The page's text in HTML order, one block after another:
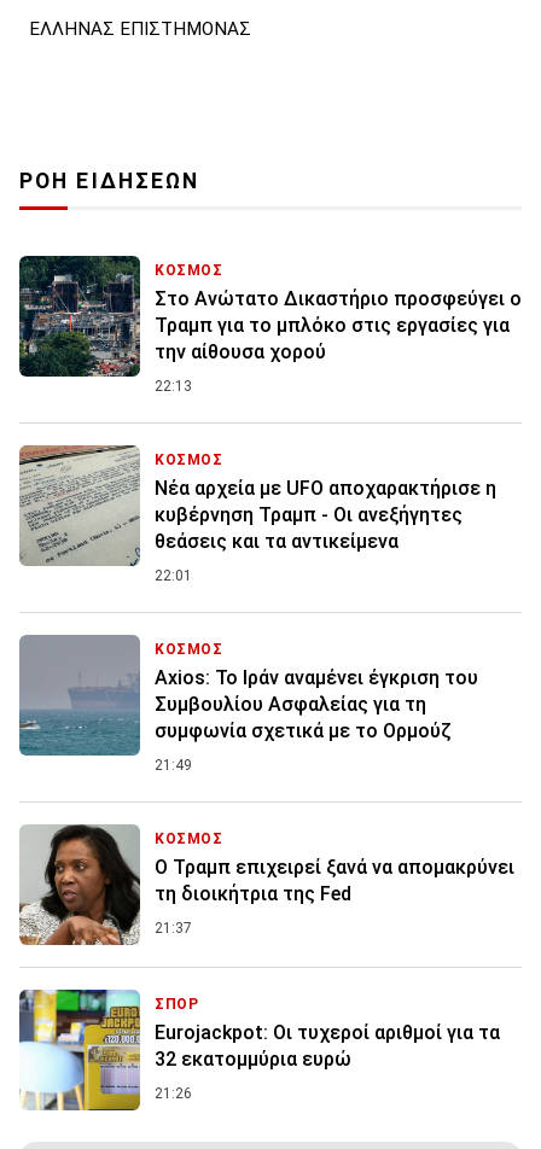
ΕΛΛΗΝΑΣ ΕΠΙΣΤΗΜΟΝΑΣ
ΡΟΗ ΕΙΔΗΣΕΩΝ
ΚΟΣΜΟΣ
Στο Ανώτατο Δικαστήριο προσφεύγει ο
Τραμπ για το μπλόκο στις εργασίες για
την αίθουσα χορού
22:13
ΚΟΣΜΟΣ
Νέα αρχεία με UFO αποχαρακτήρισε η
κυβέρνηση Τραμπ - Οι ανεξήγητες
θεάσεις και τα αντικείμενα
22:01
ΚΟΣΜΟΣ
Axios: Το Ιράν αναμένει έγκριση του
Συμβουλίου Ασφαλείας για τη
συμφωνία σχετικά με το Ορμούζ
21:49
ΚΟΣΜΟΣ
Ο Τραμπ επιχειρεί ξανά να απομακρύνει
τη διοικήτρια της Fed
21:37
ΣΠΟΡ
Eurojackpot: Οι τυχεροί αριθμοί για τα
32 εκατoμμύρια ευρώ
21:26